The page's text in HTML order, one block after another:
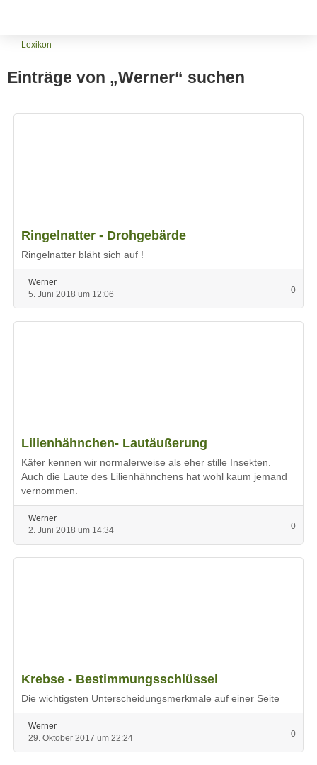
Lexikon
Einträge von „Werner“ suchen
Ringelnatter - Drohgebärde
Ringelnatter bläht sich auf !
Werner
5. Juni 2018 um 12:06
0
Lilienhähnchen- Lautäußerung
Käfer kennen wir normalerweise als eher stille Insekten.
Auch die Laute des Lilienhähnchens hat wohl kaum jemand
vernommen.
Werner
2. Juni 2018 um 14:34
0
Krebse - Bestimmungsschlüssel
Die wichtigsten Unterscheidungsmerkmale auf einer Seite
Werner
29. Oktober 2017 um 22:24
0